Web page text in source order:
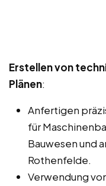
Erstellen von
Plänen:
Anfertigen
für
Bauwesen und
Rothenfelde.
Verwendung